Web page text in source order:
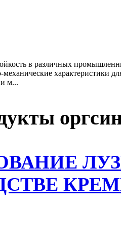
в различных
характеристики
м...